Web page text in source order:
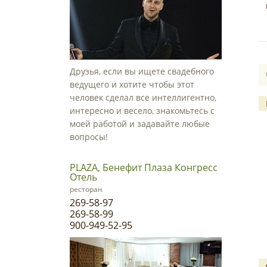
Друзья, если вы ищете свадебного
ведущего и хотите чтобы этот
человек сделал все интеллигентно,
интересно и весело, знакомьтесь с
моей работой и задавайте любые
вопросы!
PLAZA, Бенефит Плаза Конгресс
Отель
ресторан
269-58-97
269-58-99
900-949-52-95